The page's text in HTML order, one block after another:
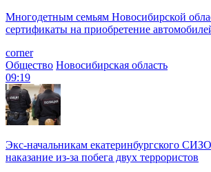
Многодетным семьям Новосибирской
сертификаты на приобретение
corner
Общество Новосибирская область
09:19
Экс-начальникам екатеринбургского
наказание из-за побега двух террористов